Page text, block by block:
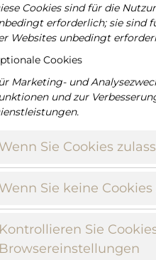
Cookies sind für die
erforderlich; sie sind
Websites unbedingt
Cookies
Marketing- und
und zur
Wenn Sie Cookies
Wenn Sie keine Cookies
Kontrollieren Sie
Browsereinstellungen